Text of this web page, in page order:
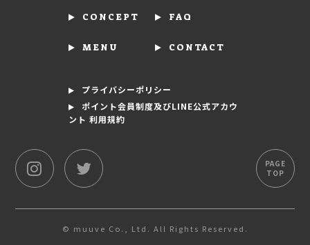
CONCEPT FAQ
MENU CONTACT
プライバシーポリシー
ポイント会員制度及びLINE公式アカウ
ント 利用規約
PAGE
TOP
© muuve Co., Ltd. All Rights Reserved.